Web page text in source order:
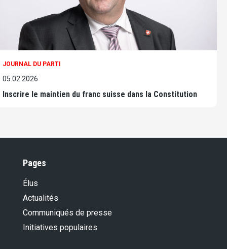
JOURNAL DU PARTI
05.02.2026
Inscrire le maintien du franc suisse dans la Constitution
Pages
Élus
Actualités
Communiqués de presse
Initiatives populaires